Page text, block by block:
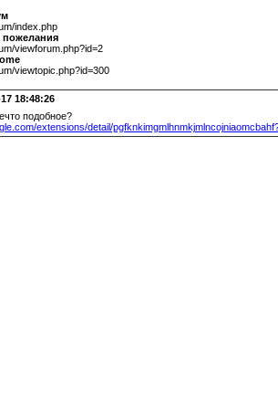
index.php
viewforum.php?id=2
viewtopic.php?id=300
18:48:26
подобное?
extensions/detail/